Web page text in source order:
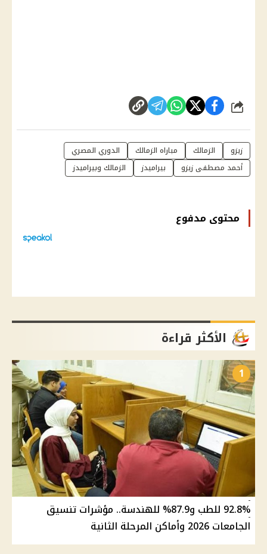
شارك
زيزو الزمالك مباراه الزمالك
الدوري المصري
أحمد مصطفى زيزو
بيراميدز الزمالك وبيراميدز
محتوى مدفوع
الأكثر قراءة
1
92.8% للطب و87.9% للهندسة.. مؤشرات تنسيق
الجامعات 2026 وأماكن المرحلة الثانية